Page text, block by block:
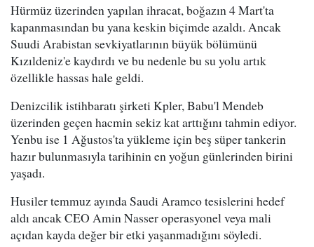
Hürmüz üzerinden yapılan ihracat, boğazın 4 Mart'ta
kapanmasından bu yana keskin biçimde azaldı. Ancak
Suudi Arabistan sevkiyatlarının büyük bölümünü
Kızıldeniz'e kaydırdı ve bu nedenle bu su yolu artık
özellikle hassas hale geldi.
Denizcilik istihbaratı şirketi Kpler, Babu'l Mendeb
üzerinden geçen hacmin sekiz kat arttığını tahmin ediyor.
Yenbu ise 1 Ağustos'ta yükleme için beş süper tankerin
hazır bulunmasıyla tarihinin en yoğun günlerinden birini
yaşadı.
Husiler temmuz ayında Saudi Aramco tesislerini hedef
aldı ancak CEO Amin Nasser operasyonel veya mali
açıdan kayda değer bir etki yaşanmadığını söyledi.